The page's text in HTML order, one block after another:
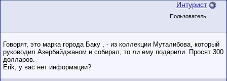
Интурист
Пользователь
Говорят, это марка города Баку , - из коллекции Муталибова, который
руководил Азербайджаном и собирал, то ли ему подарили. Просят 300
долларов.
Erik, у вас нет информации?